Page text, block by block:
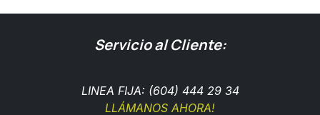
Servicio al Cliente:
LINEA FIJA: (604) 444 29 34
LLÁMANOS AHORA!